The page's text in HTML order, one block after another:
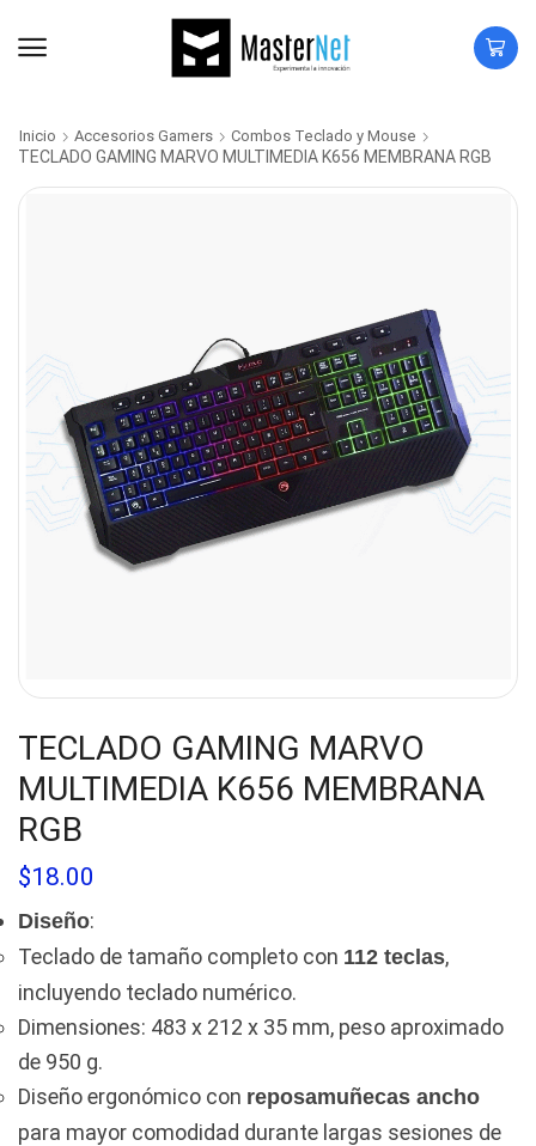
Inicio Accesorios Gamers Combos Teclado y Mouse
TECLADO GAMING MARVO MULTIMEDIA K656 MEMBRANA RGB
TECLADO GAMING MARVO
MULTIMEDIA K656 MEMBRANA
RGB
$18.00
Diseño:
Teclado de tamaño completo con 112 teclas,
incluyendo teclado numérico.
Dimensiones: 483 x 212 x 35 mm, peso aproximado
de 950 g.
Diseño ergonómico con reposamuñecas ancho
para mayor comodidad durante largas sesiones de